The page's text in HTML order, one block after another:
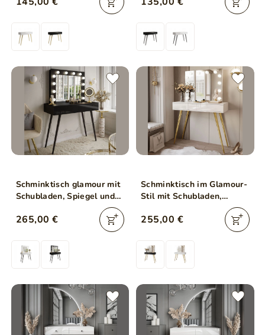
Schminktisch glamour mit
Schubladen, Spiegel und
LED-Beleuchtung Olivine
Schwarz Hochglanz
265,00 €
Schminktisch im Glamour-
Stil mit Schubladen,
Beleuchtung Olivine Elite
255,00 €